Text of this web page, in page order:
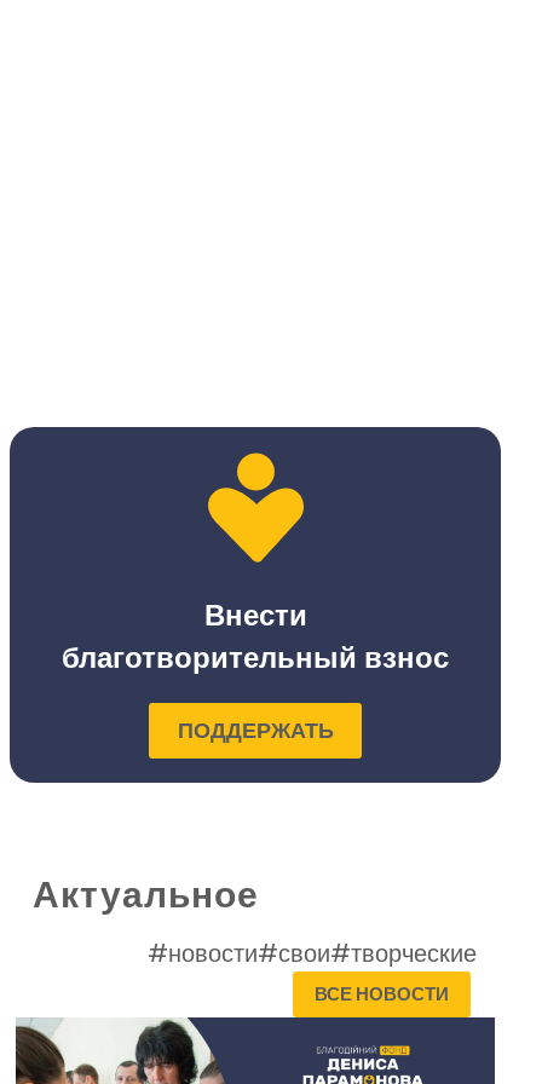
Внести
благотворительный взнос
ПОДДЕРЖАТЬ
Актуальное
#новости#свои#творческие
ВСЕ НОВОСТИ